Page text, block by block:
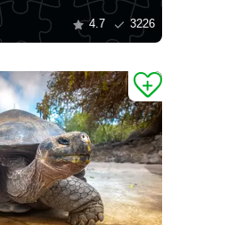
4.7 3226